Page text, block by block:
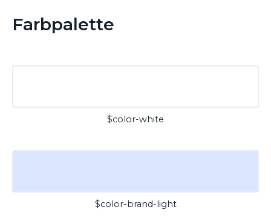
Farbpalette
$color-white
$color-brand-light